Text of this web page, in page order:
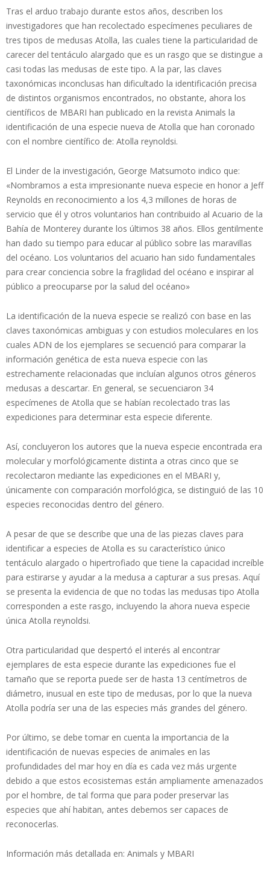
Tras el arduo trabajo durante estos años, describen los
investigadores que han recolectado especímenes peculiares de
tres tipos de medusas Atolla, las cuales tiene la particularidad de
carecer del tentáculo alargado que es un rasgo que se distingue a
casi todas las medusas de este tipo. A la par, las claves
taxonómicas inconclusas han dificultado la identificación precisa
de distintos organismos encontrados, no obstante, ahora los
científicos de MBARI han publicado en la revista Animals la
identificación de una especie nueva de Atolla que han coronado
con el nombre científico de: Atolla reynoldsi.
El Linder de la investigación, George Matsumoto indico que:
«Nombramos a esta impresionante nueva especie en honor a Jeff
Reynolds en reconocimiento a los 4,3 millones de horas de
servicio que él y otros voluntarios han contribuido al Acuario de la
Bahía de Monterey durante los últimos 38 años. Ellos gentilmente
han dado su tiempo para educar al público sobre las maravillas
del océano. Los voluntarios del acuario han sido fundamentales
para crear conciencia sobre la fragilidad del océano e inspirar al
público a preocuparse por la salud del océano»
La identificación de la nueva especie se realizó con base en las
claves taxonómicas ambiguas y con estudios moleculares en los
cuales ADN de los ejemplares se secuenció para comparar la
información genética de esta nueva especie con las
estrechamente relacionadas que incluían algunos otros géneros
medusas a descartar. En general, se secuenciaron 34
especímenes de Atolla que se habían recolectado tras las
expediciones para determinar esta especie diferente.
Así, concluyeron los autores que la nueva especie encontrada era
molecular y morfológicamente distinta a otras cinco que se
recolectaron mediante las expediciones en el MBARI y,
únicamente con comparación morfológica, se distinguió de las 10
especies reconocidas dentro del género.
A pesar de que se describe que una de las piezas claves para
identificar a especies de Atolla es su característico único
tentáculo alargado o hipertrofiado que tiene la capacidad increíble
para estirarse y ayudar a la medusa a capturar a sus presas. Aquí
se presenta la evidencia de que no todas las medusas tipo Atolla
corresponden a este rasgo, incluyendo la ahora nueva especie
única Atolla reynoldsi.
Otra particularidad que despertó el interés al encontrar
ejemplares de esta especie durante las expediciones fue el
tamaño que se reporta puede ser de hasta 13 centímetros de
diámetro, inusual en este tipo de medusas, por lo que la nueva
Atolla podría ser una de las especies más grandes del género.
Por último, se debe tomar en cuenta la importancia de la
identificación de nuevas especies de animales en las
profundidades del mar hoy en día es cada vez más urgente
debido a que estos ecosistemas están ampliamente amenazados
por el hombre, de tal forma que para poder preservar las
especies que ahí habitan, antes debemos ser capaces de
reconocerlas.
Información más detallada en: Animals y MBARI